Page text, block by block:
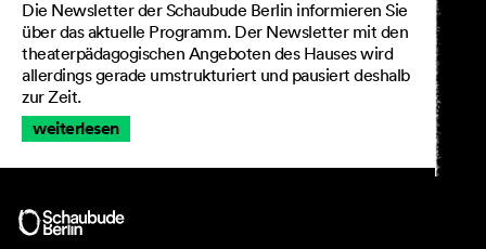
Die Newsletter der Schaubude Berlin informieren Sie
über das aktuelle Programm. Der Newsletter mit den
theaterpädagogischen Angeboten des Hauses wird
allerdings gerade umstrukturiert und pausiert deshalb
zur Zeit.
weiterlesen